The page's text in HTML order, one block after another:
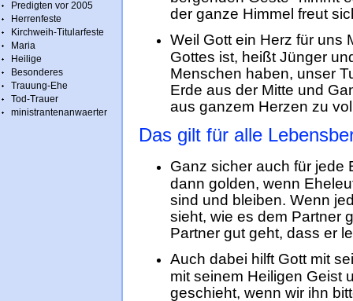
Predigten vor 2005
Herrenfeste
Kirchweih-Titularfeste
Maria
Heilige
Besonderes
Trauung-Ehe
Tod-Trauer
ministrantenanwaerter
der ganze Himmel freut
Weil Gott ein Herz für uns
Gottes ist, heißt Jünger
Menschen haben, unser
Erde aus der Mitte und
aus ganzem Herzen zu
Das gilt für alle
Ganz sicher auch für jede
dann golden, wenn
sind und bleiben. Wenn
sieht, wie es dem Partner
Partner gut geht, dass er
Auch dabei hilft Gott mit
mit seinem Heiligen Geist
geschieht, wenn wir ihn